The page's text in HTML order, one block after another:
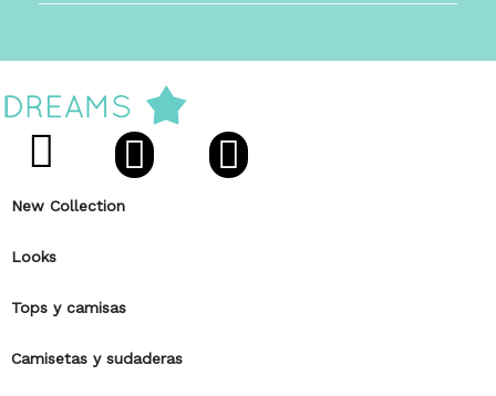
New Collection
Looks
Tops y camisas
Camisetas y sudaderas